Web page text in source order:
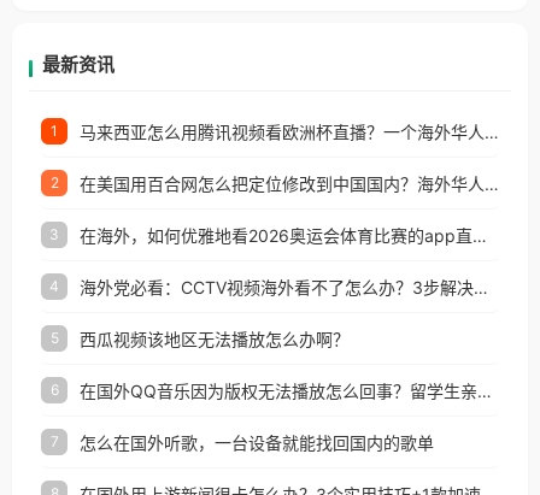
最新资讯
1 马来西亚怎么用腾讯视频看欧洲杯直播？一个海外华人的真实困扰与破解
2 在美国用百合网怎么把定位修改到中国国内？海外华人必备的回国加速指南
3 在海外，如何优雅地看2026奥运会体育比赛的app直播？
4 海外党必看：CCTV视频海外看不了怎么办？3步解决地区限制+追剧自由
5 西瓜视频该地区无法播放怎么办啊？
6 在国外QQ音乐因为版权无法播放怎么回事？留学生亲测有效的解决办法
7 怎么在国外听歌，一台设备就能找回国内的歌单